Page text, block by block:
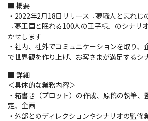
■ 概要
・2022年2月18日リリース『夢職人と忘れじ
『夢王国と眠れる100人の王子様』のシナリ
かせします
・社内、社外でコミュニケーションを取り、
で世界観を作り上げ、お客さまが満足するシ
■ 詳細
＜具体的な業務内容＞
・箱書き（プロット）の作成、原稿の執筆、
定、企画
・外部とのディレクションやシナリオの監修